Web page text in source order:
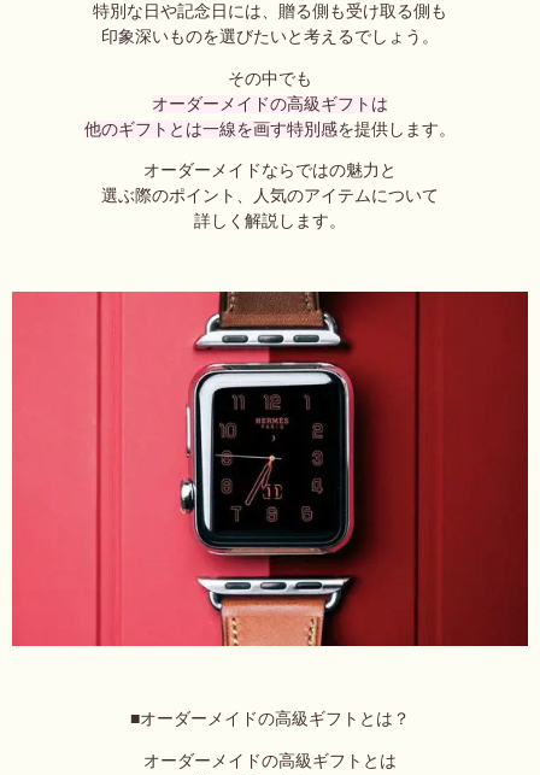
特別な日や記念日には、贈る側も受け取る側も
印象深いものを選びたいと考えるでしょう。
その中でも
オーダーメイドの高級ギフトは
他のギフトとは一線を画す特別感を提供します。
オーダーメイドならではの魅力と
選ぶ際のポイント、人気のアイテムについて
詳しく解説します。
■オーダーメイドの高級ギフトとは？
オーダーメイドの高級ギフトとは